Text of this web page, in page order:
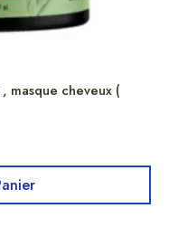
masque cheveux (